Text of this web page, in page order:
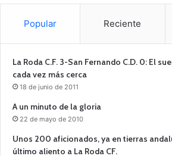
Popular Reciente
La Roda C.F. 3-San Fernando C.D. 0: El
cada vez más cerca
18 de junio de 2011
A un minuto de la gloria
22 de mayo de 2010
Unos 200 aficionados, ya en tierras
último aliento a La Roda CF.